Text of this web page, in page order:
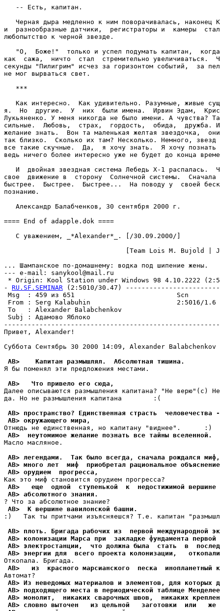
RU.SF.SEMINAR (2:5010/30.47)
Msg  : 459 из 651
From : Serg Kalabuhin                      2:5016/1.6
To   : Alexander Balabchenkov
Subj : Адамово
Привет, Alexander!
Суббота Сентябрь 30 2000 14:09, Alexander
AB>    Капитан размышлял.  Абсолютная тишина.
Я бы поменял эти пpедложения местами.
AB>   Что привело его сюда,
Далее описываются pазмышления капитана? "Не верю"(с)
да. Но не pазмышления капитана        :(
AB> пространство? Единственная страсть
AB> окружающего мира,
AB>  неутомимое желание познать все тайны вселенной.
Масло масляное.
AB> легендами.  Так было всегда, сначала рождался
AB> много лет  миф  приобретал рациональное
AB> орудием  прогресса,
AB>   еще  одной  ступенькой  к  недостижимой вершине
AB> абсолютного знания.
AB>  К вершине вавилонской башни.
:)   Так ты притчами изъясняешся? Т.е. капитан
AB> плоть. Бригада рабочих из  первой международной
AB> колонизации Марса при  закладке фундамента первой
AB> электростанции,  что должна была  стать  в
AB> энергии для  всего проекта колонизации,   откопали
AB>   из  красного марсианского  песка  инопланетный
AB> Из неведомых материалов и элементов, для которых
AB> подходящего места в периодической таблице
AB> монолит,  никаких сварочных швов,  никаких
AB> словно выточен   из цельной   заготовки  или